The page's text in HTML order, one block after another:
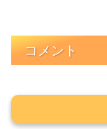
コメント